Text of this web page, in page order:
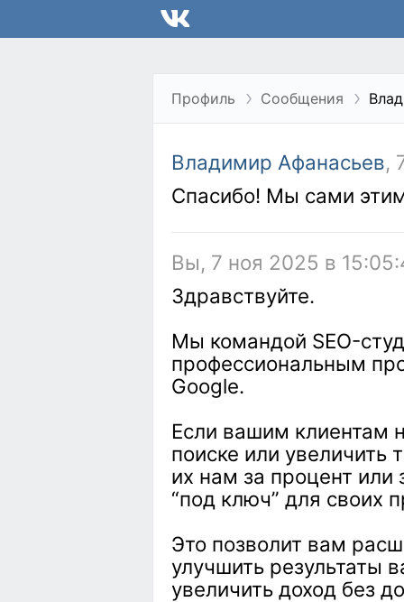
Профиль Сообщения
Владимир Афанасьев,
Спасибо! Мы сами
Вы, 7 ноя 2025 в
Здравствуйте.
Мы командой SEO-
профессиональным
Google.
Если вашим клиентам
поиске или
их нам за процент или
“под ключ” для своих
Это позволит вам
улучшить результаты
увеличить доход без